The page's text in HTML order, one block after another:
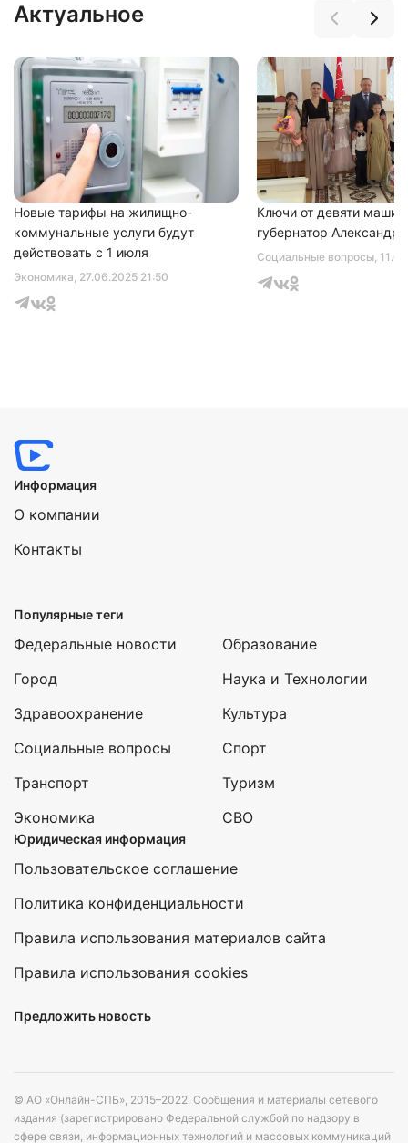
Актуальное
Экономика, 27.06.2025 21:50
Новые тарифы на жилищно-
коммунальные услуги будут
действовать с 1 июля
Социальные вопросы,
Ключи от девяти машин
губернатор Александр
Нажимая на кнопку "Отправить" вы
Информация
О компании
Контакты
Популярные теги
Федеральные новости
Город
Здравоохранение
Социальные вопросы
Транспорт
Экономика
Образование
Наука и Технологии
Культура
Спорт
Туризм
СВО
Юридическая информация
Пользовательское соглашение
Политика конфиденциальности
Правила использования материалов сайта
Правила использования cookies
Предложить новость
© АО «Онлайн-СПБ», 2015–2022. Сообщения и материалы сетевого
издания (зарегистрировано Федеральной службой по надзору в
сфере связи, информационных технологий и массовых коммуникаций